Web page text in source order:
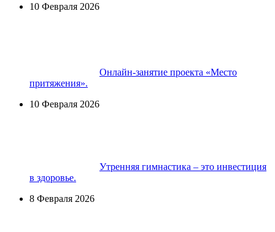
10 Февраля 2026
Онлайн-занятие проекта «Место
притяжения».
10 Февраля 2026
Утренняя гимнастика – это инвестиция
в здоровье.
8 Февраля 2026